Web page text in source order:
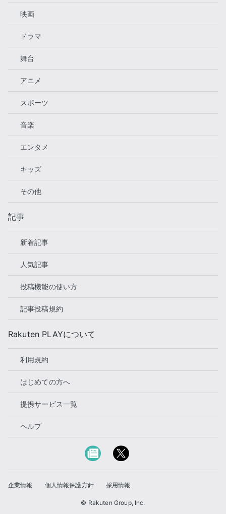
映画
ドラマ
舞台
アニメ
スポーツ
音楽
エンタメ
キッズ
その他
記事
新着記事
人気記事
投稿機能の使い方
記事投稿規約
Rakuten PLAYについて
利用規約
はじめての方へ
提携サービス一覧
ヘルプ
企業情報 個人情報保護方針 採用情報
© Rakuten Group, Inc.